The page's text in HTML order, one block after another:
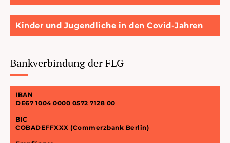
Kinder und Jugendliche in den Covid-Jahren
Bankverbindung der FLG
IBAN
DE67 1004 0000 0572 7128 00
BIC
COBADEFFXXX (Commerzbank Berlin)